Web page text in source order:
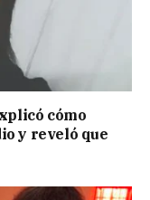
cómo
y reveló que